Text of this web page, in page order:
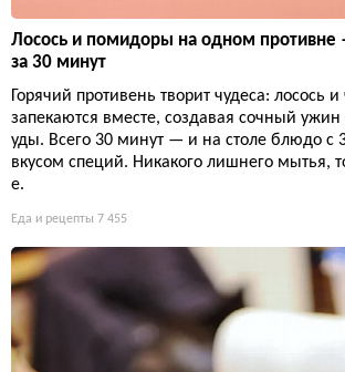
Лосось и помидоры на одном противне
за 30 минут
Горячий противень творит чудеса: лосось
запекаются вместе, создавая сочный
уды. Всего 30 минут — и на столе блюдо с
вкусом специй. Никакого лишнего мытья,
е.
Еда и рецепты 7 455